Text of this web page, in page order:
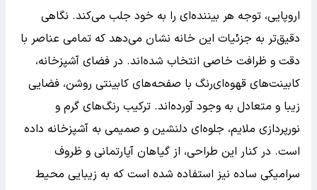
اروپایی، توجه هر بیننده‌ای را به خود جلب می‌کند. نگاهی
دقیق‌تر به جزئیات این خانه نشان می‌دهد که تمامی عناصر با
دقت و ظرافت خاصی انتخاب شده‌اند. در فضای آشپزخانه،
کابینت‌های قهوه‌ای‌رنگ با صفحه‌های کابینتی روشن، فضایی
زیبا و متعادل به وجود آورده‌اند. ترکیب رنگ‌های گرم و
نورپردازی ملایم، جلوه‌ای دلنشین و صمیمی به آشپزخانه داده
است. در کنار این طراحی، از گیاهان آپارتمانی و ظروف
سرامیکی ساده نیز استفاده شده است که به زیبایی محیط